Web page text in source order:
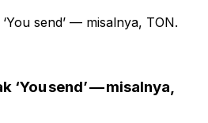
‘You send’ — misalnya,